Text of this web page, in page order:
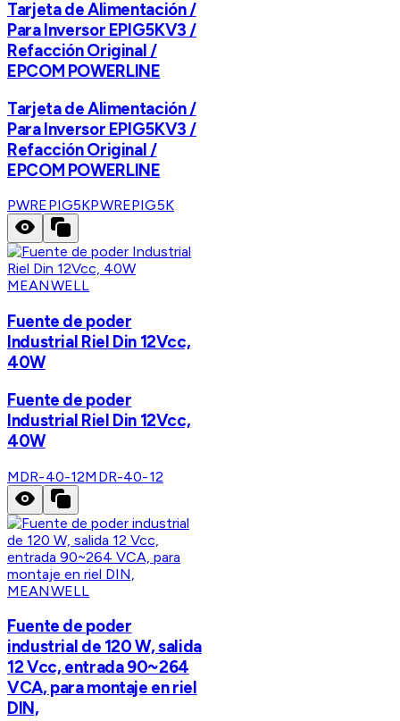
Tarjeta de Alimentación /
Para Inversor EPIG5KV3 /
Refacción Original /
EPCOM POWERLINE
Tarjeta de Alimentación /
Para Inversor EPIG5KV3 /
Refacción Original /
EPCOM POWERLINE
PWREPIG5KPWREPIG5K
MEANWELL
Fuente de poder
Industrial Riel Din 12Vcc,
40W
Fuente de poder
Industrial Riel Din 12Vcc,
40W
MDR-40-12MDR-40-12
MEANWELL
Fuente de poder
industrial de 120 W, salida
12 Vcc, entrada 90~264
VCA, para montaje en riel
DIN,